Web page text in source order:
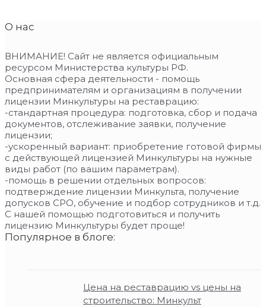
О нас
ВНИМАНИЕ! Сайт не является официальным
ресурсом Министерства культуры РФ.
Основная сфера деятельности - помощь
предпринимателям и организациям в получении
лицензии Минкультуры на реставрацию:
-стандартная процедура: подготовка, сбор и подача
документов, отслеживание заявки, получение
лицензии;
-ускоренный вариант: приобретение готовой фирмы
с действующей лицензией Минкультуры на нужные
виды работ (по вашим параметрам).
-помощь в решении отдельных вопросов:
подтверждение лицензии Минкульта, получение
допусков СРО, обучение и подбор сотрудников и т.д.
С нашей помощью подготовиться и получить
лицензию Минкультуры будет проще!
Популярное в блоге:
Цена на реставрацию vs цены на
строительство: Минкульт